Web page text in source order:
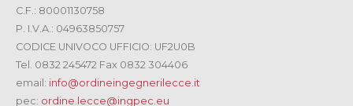
C.F.: 80001130758
P. I.V.A.: 04963850757
CODICE UNIVOCO UFFICIO: UF2U0B
Tel. 0832 245472 Fax 0832 304406
email: info@ordineingegnerilecce.it
pec: ordine.lecce@ingpec.eu